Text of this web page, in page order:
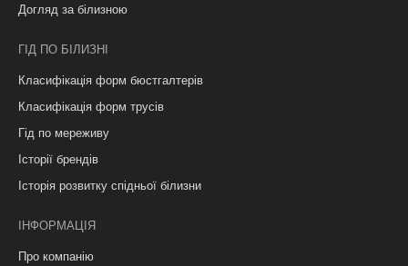
Догляд за білизною
ГІД ПО БІЛИЗНІ
Класифікація форм бюстгалтерів
Класифікація форм трусів
Гід по мереживу
Історії брендів
Історія розвитку спідньої білизни
ІНФОРМАЦІЯ
Про компанію